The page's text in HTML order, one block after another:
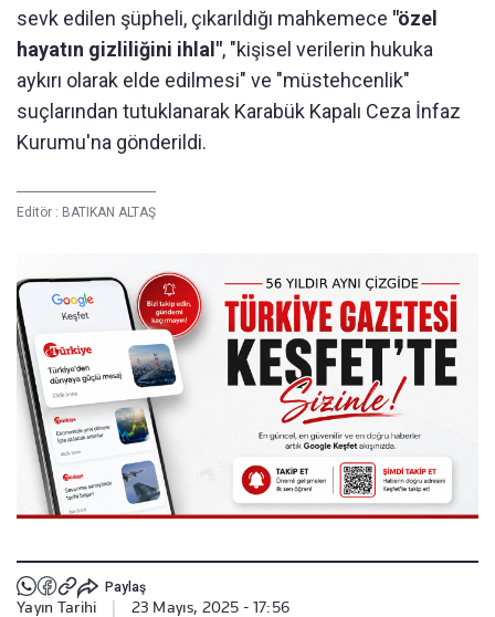
sevk edilen şüpheli, çıkarıldığı mahkemece "özel
hayatın gizliliğini ihlal", "kişisel verilerin hukuka
aykırı olarak elde edilmesi" ve "müstehcenlik"
suçlarından tutuklanarak Karabük Kapalı Ceza İnfaz
Kurumu'na gönderildi.
Editör : BATIKAN ALTAŞ
Paylaş
Yayın Tarihi | 23 Mayıs, 2025 - 17:56